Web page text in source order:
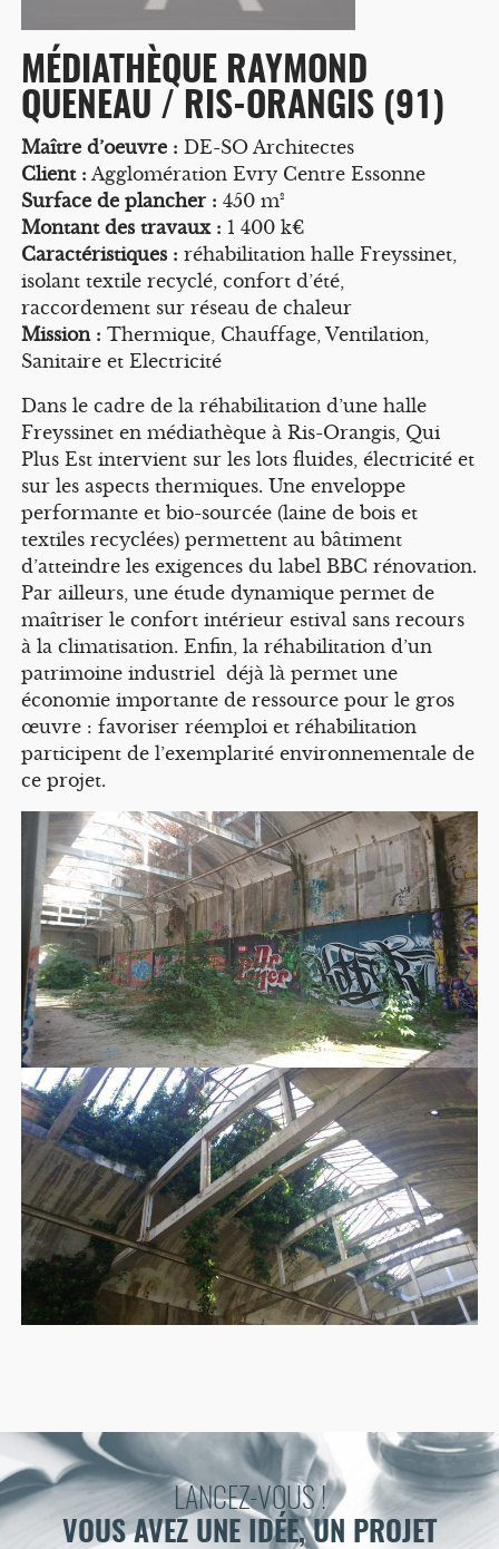
MÉDIATHÈQUE RAYMOND
QUENEAU / RIS-ORANGIS (91)
Maître d’oeuvre : DE-SO Architectes
Client : Agglomération Evry Centre Essonne
Surface de plancher : 450 m²
Montant des travaux : 1 400 k€
Caractéristiques : réhabilitation halle Freyssinet,
isolant textile recyclé, confort d’été,
raccordement sur réseau de chaleur
Mission : Thermique, Chauffage, Ventilation,
Sanitaire et Electricité
Dans le cadre de la réhabilitation d’une halle
Freyssinet en médiathèque à Ris-Orangis, Qui
Plus Est intervient sur les lots fluides, électricité et
sur les aspects thermiques. Une enveloppe
performante et bio-sourcée (laine de bois et
textiles recyclées) permettent au bâtiment
d’atteindre les exigences du label BBC rénovation.
Par ailleurs, une étude dynamique permet de
maîtriser le confort intérieur estival sans recours
à la climatisation. Enfin, la réhabilitation d’un
patrimoine industriel déjà là permet une
économie importante de ressource pour le gros
œuvre : favoriser réemploi et réhabilitation
participent de l’exemplarité environnementale de
ce projet.
LANCEZ-VOUS !
VOUS AVEZ UNE IDÉE, UN PROJET